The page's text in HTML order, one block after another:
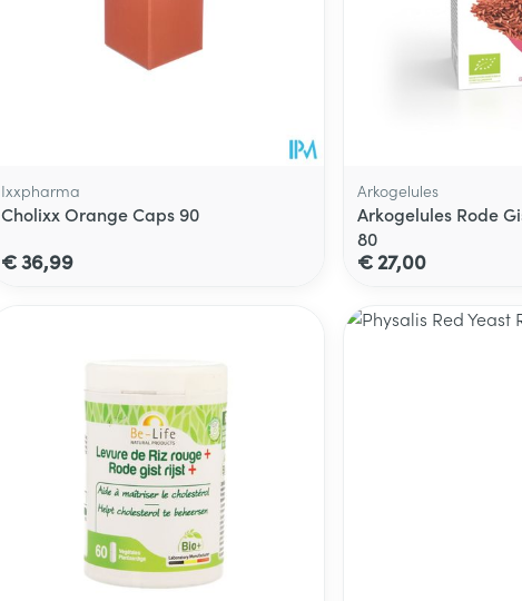
Ixxpharma
Cholixx Orange Caps 90
€ 36,99
Arkogelules
Arkogelules Rode
80
€ 27,00